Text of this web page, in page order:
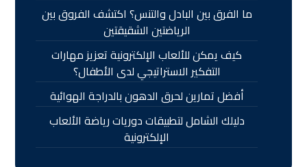
ما الفرق بين البادل والتنس؟ اكتشف الفروق بين
الرياضتين الشقيقتين
كيف يمكن للألعاب الإلكترونية تعزيز مهارات
التفكير الاستراتيجي لدى الأطفال؟
أفضل تمارين لحرق الدهون بالدراجة الهوائية
دليلك الشامل لتطبيقات دوريات رياضة الألعاب
الإلكترونية